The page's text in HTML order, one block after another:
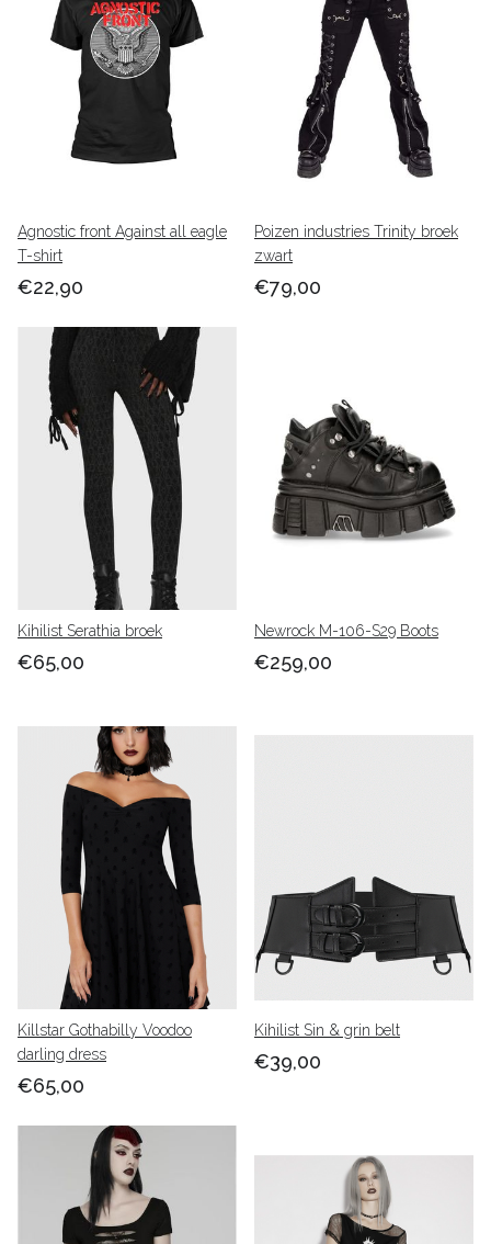
Agnostic front Against all eagle
T-shirt
€22,90
Poizen industries Trinity broek
zwart
€79,00
Kihilist Serathia broek
€65,00
Newrock M-106-S29 Boots
€259,00
Killstar Gothabilly Voodoo
darling dress
€65,00
Kihilist Sin & grin belt
€39,00